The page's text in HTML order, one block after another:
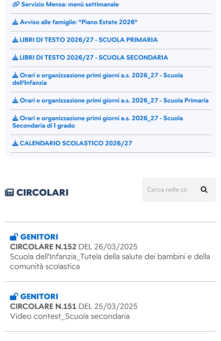
Servizio Mensa: menù settimanale
Avviso alle famiglie: "Piano Estate 2026"
LIBRI DI TESTO 2026/27 - SCUOLA PRIMARIA
LIBRI DI TESTO 2026/27 - SCUOLA SECONDARIA
Orari e organizzazione primi giorni a.s. 2026_27 - Scuola
dell'Infanzia
Orari e organizzazione primi giorni a.s. 2026_27 - Scuola Primaria
Orari e organizzazione primi giorni a.s. 2026_27 - Scuola
Secondaria di I grado
CALENDARIO SCOLASTICO 2026/27
CIRCOLARI
GENITORI
CIRCOLARE N.152 DEL 26/03/2025
Scuola dell'Infanzia_Tutela della salute dei bambini e della
comunità scolastica
GENITORI
CIRCOLARE N.151 DEL 25/03/2025
Video contest_Scuola secondaria